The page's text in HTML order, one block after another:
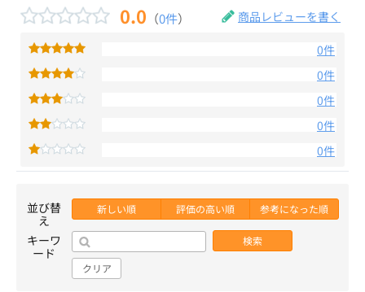
0.0 （0件） 商品レビューを書く
0件
0件
0件
0件
0件
並び替
え
新しい順 評価の高い順 参考になった順
キーワ
ード
検索
クリア